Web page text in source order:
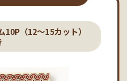
（12～15カット）